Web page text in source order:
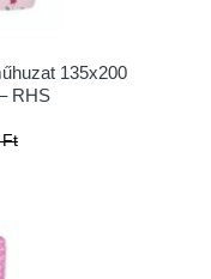
135x200
RHS